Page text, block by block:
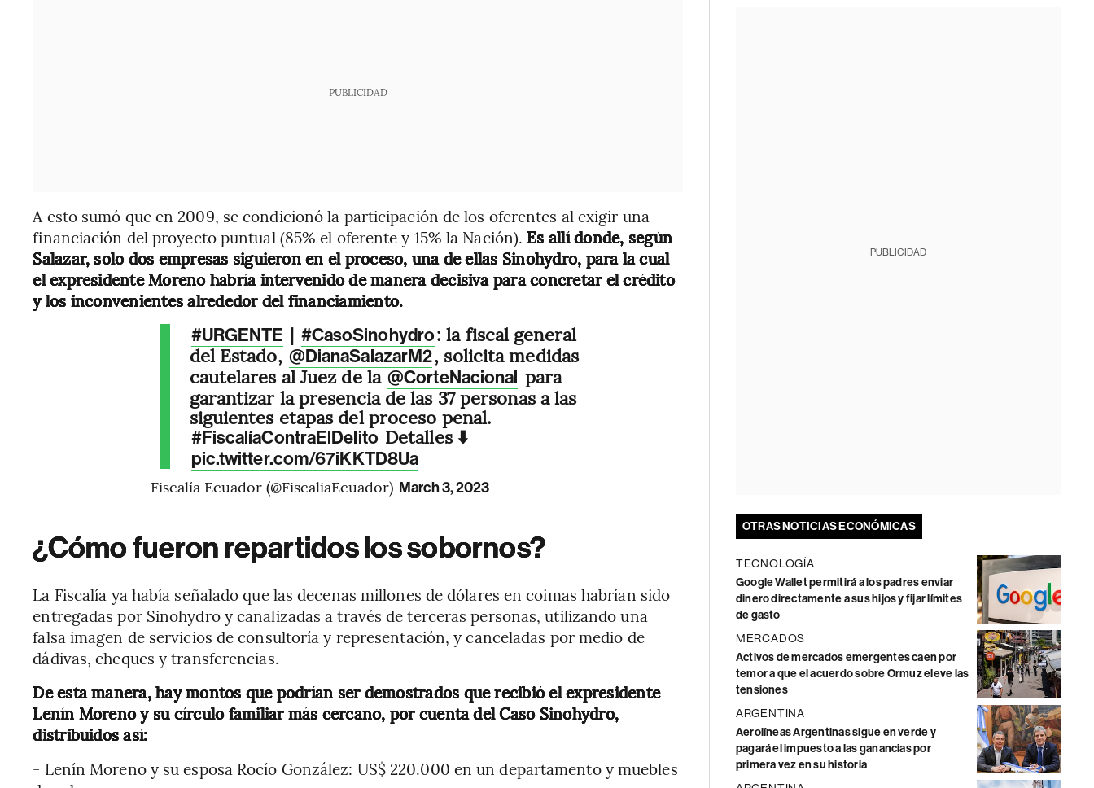
PUBLICIDAD
A esto sumó que en 2009, se condicionó la participación de los oferentes al exigir una
financiación del proyecto puntual (85% el oferente y 15% la Nación). Es allí donde, según
Salazar, solo dos empresas siguieron en el proceso, una de ellas Sinohydro, para la cual
el expresidente Moreno habría intervenido de manera decisiva para concretar el crédito
y los inconvenientes alrededor del financiamiento.
#URGENTE | #CasoSinohydro: la fiscal general
del Estado, @DianaSalazarM2, solicita medidas
cautelares al Juez de la@CorteNacional para
garantizar la presencia de las 37 personas a las
siguientes etapas del proceso penal.
#FiscalíaContraElDelito Detalles ⬇️
pic.twitter.com/67iKKTD8Ua
— Fiscalía Ecuador (@FiscaliaEcuador) March 3, 2023
¿Cómo fueron repartidos los sobornos?
La Fiscalía ya había señalado que las decenas millones de dólares en coimas habrían sido
entregadas por Sinohydro y canalizadas a través de terceras personas, utilizando una
falsa imagen de servicios de consultoría y representación, y canceladas por medio de
dádivas, cheques y transferencias.
De esta manera, hay montos que podrían ser demostrados que recibió el expresidente
Lenín Moreno y su círculo familiar más cercano, por cuenta del Caso Sinohydro,
distribuidos así:
- Lenín Moreno y su esposa Rocío González: US$ 220.000 en un departamento y muebles
PUBLICIDAD
OTRAS NOTICIAS ECONÓMICAS
TECNOLOGÍA
Google Wallet permitirá a los padres enviar
dinero directamente a sus hijos y fijar límites
de gasto
MERCADOS
Activos de mercados emergentes caen por
temor a que el acuerdo sobre Ormuz eleve las
tensiones
ARGENTINA
Aerolíneas Argentinas sigue en verde y
pagará el impuesto a las ganancias por
primera vez en su historia